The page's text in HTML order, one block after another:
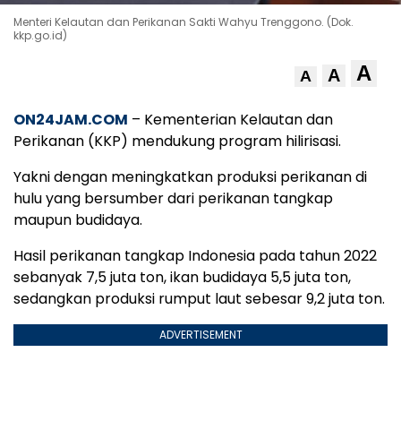
Menteri Kelautan dan Perikanan Sakti Wahyu Trenggono. (Dok.
kkp.go.id)
A A A
ON24JAM.COM – Kementerian Kelautan dan
Perikanan (KKP) mendukung program hilirisasi.
Yakni dengan meningkatkan produksi perikanan di
hulu yang bersumber dari perikanan tangkap
maupun budidaya.
Hasil perikanan tangkap Indonesia pada tahun 2022
sebanyak 7,5 juta ton, ikan budidaya 5,5 juta ton,
sedangkan produksi rumput laut sebesar 9,2 juta ton.
ADVERTISEMENT